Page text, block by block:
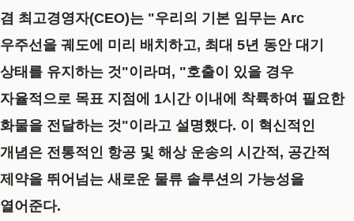
겸 최고경영자(CEO)는 "우리의 기본 임무는 Arc
우주선을 궤도에 미리 배치하고, 최대 5년 동안 대기
상태를 유지하는 것"이라며, "호출이 있을 경우
자율적으로 목표 지점에 1시간 이내에 착륙하여 필요한
화물을 전달하는 것"이라고 설명했다. 이 혁신적인
개념은 전통적인 항공 및 해상 운송의 시간적, 공간적
제약을 뛰어넘는 새로운 물류 솔루션의 가능성을
열어준다.